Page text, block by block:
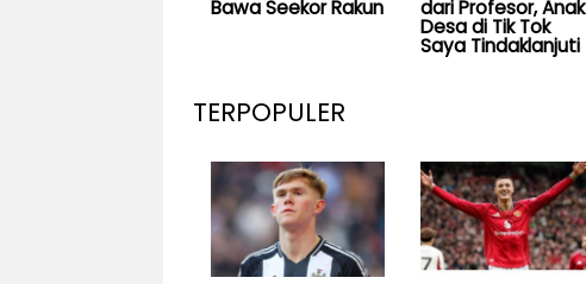
Bawa Seekor Rakun dari Profesor, Anak
Desa di Tik Tok
Saya Tindaklanjuti
TERPOPULER